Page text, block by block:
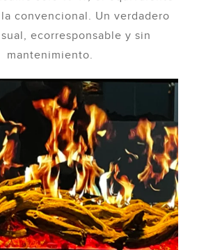
convencional. Un verdadero
ecorresponsable y sin
mantenimiento.